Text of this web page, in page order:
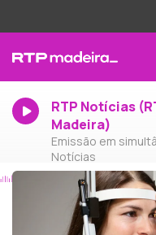
RTP Notícias
Madeira)
Emissão em
Notícias